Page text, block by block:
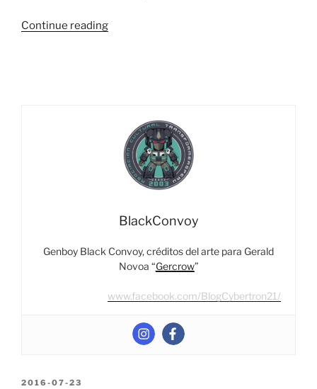
Continue reading“¿Cómo?
Términos
jerga
PARTE
BlackConvoy
Genboy Black Convoy, créditos del arte para Gerald
Novoa “Gercrow”
www.facebook.com/BlogCybertron21/
POSTED
2016-07-23